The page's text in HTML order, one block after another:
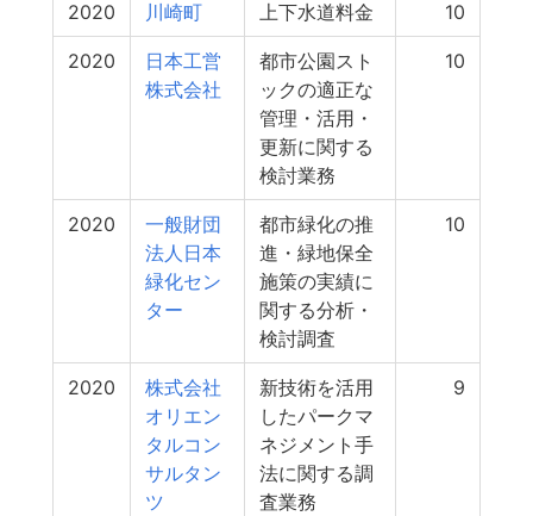
2020 川崎町 上下水道料金 10
2020
日本工営
株式会社
都市公園スト
ックの適正な
管理・活用・
更新に関する
検討業務
10
2020
一般財団
法人日本
緑化セン
ター
都市緑化の推
進・緑地保全
施策の実績に
関する分析・
検討調査
10
2020
株式会社
オリエン
タルコン
サルタン
ツ
新技術を活用
したパークマ
ネジメント手
法に関する調
査業務
9